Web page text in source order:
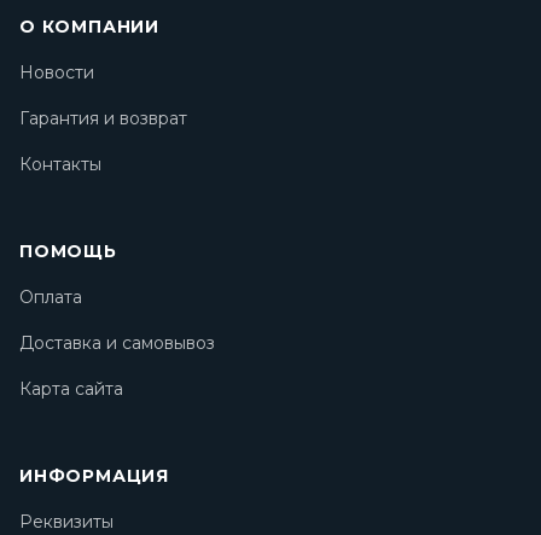
О КОМПАНИИ
Новости
Гарантия и возврат
Контакты
ПОМОЩЬ
Оплата
Доставка и самовывоз
Карта сайта
ИНФОРМАЦИЯ
Реквизиты